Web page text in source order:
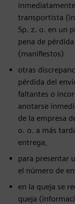
transportista
Sp. z. o. en un
pena de
(manifiestos)
otras
pérdida del
faltantes o
anotarse
de la empresa
o. o. a más
entrega,
para presentar
el número de
en la queja se
queja